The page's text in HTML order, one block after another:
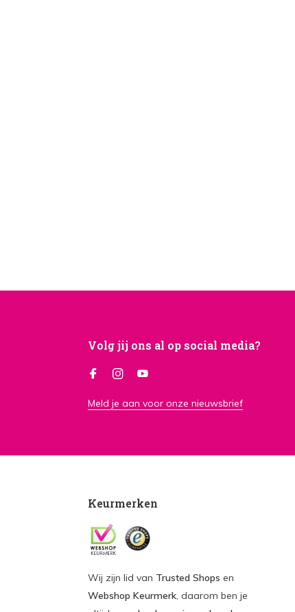
Volg jij ons al op social media?
Meld je aan voor onze nieuwsbrief
Keurmerken
Wij zijn lid van Trusted Shops en
Webshop Keurmerk, daarom ben je